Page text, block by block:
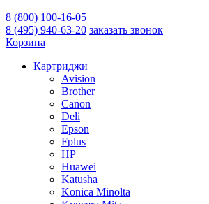
8 (800) 100-16-05
8 (495) 940-63-20 заказать звонок
Корзина
Картриджи
Avision
Brother
Canon
Deli
Epson
Fplus
HP
Huawei
Katusha
Konica Minolta